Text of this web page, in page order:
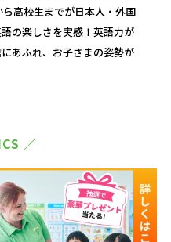
高校生までが日本人・外国
の楽しさを実感！英語力が
あふれ、お子さまの姿勢が
／